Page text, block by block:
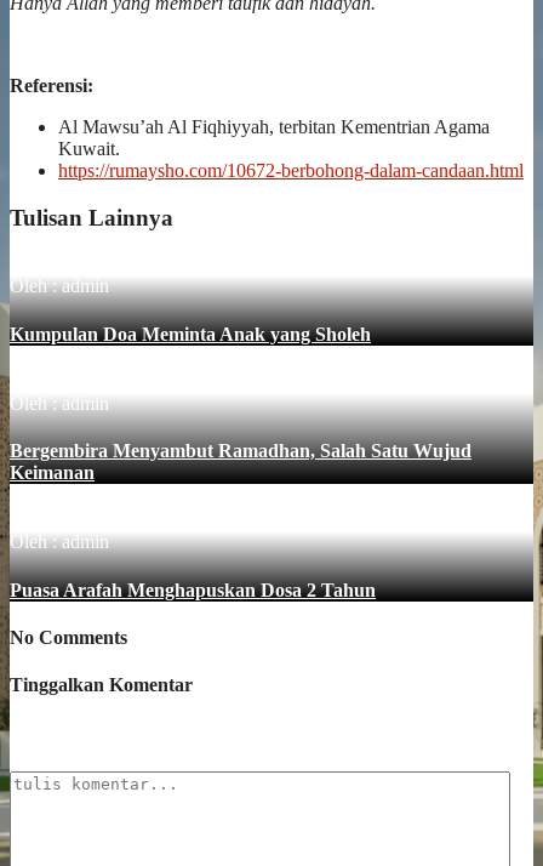
Referensi:
Al Mawsu’ah Al Fiqhiyyah, terbitan Kementrian Agama
Kuwait.
https://rumaysho.com/10672-berbohong-dalam-candaan.html
Tulisan Lainnya
Oleh : admin
Kumpulan Doa Meminta Anak yang Sholeh
Oleh : admin
Bergembira Menyambut Ramadhan, Salah Satu Wujud
Keimanan
Oleh : admin
Puasa Arafah Menghapuskan Dosa 2 Tahun
No Comments
Tinggalkan Komentar